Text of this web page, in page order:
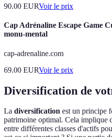
90.00 EURVoir le prix
Cap Adrénaline Escape Game
monu-mental
cap-adrenaline.com
69.00 EURVoir le prix
Diversification de
La diversification est un principe
patrimoine optimal. Cela implique
entre différentes classes d'actifs